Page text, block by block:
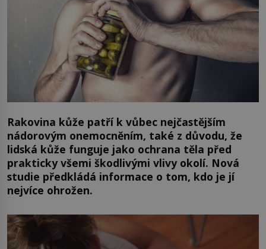
Rakovina kůže patří k vůbec nejčastějším
nádorovým onemocněním, také z důvodu, že
lidská kůže funguje jako ochrana těla před
prakticky všemi škodlivými vlivy okolí. Nová
studie předkládá informace o tom, kdo je jí
nejvíce ohrožen.